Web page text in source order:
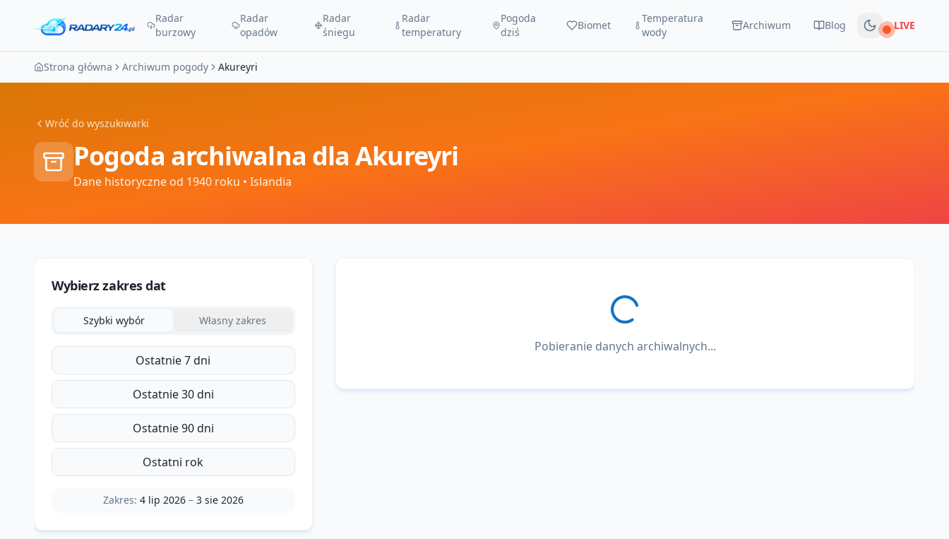
Radar
burzowy
Radar
opadów
Radar
śniegu
Radar
temperatury
Pogoda
dziś
Biomet
Temperatura
wody
Archiwum Blog Na żywo
LIVE
Strona główna Archiwum pogody Akureyri
Wróć do wyszukiwarki
Pogoda archiwalna dlaAkureyri
Dane historyczne od 1940 roku • Islandia
Wybierz zakres dat
Szybki wybór Własny zakres
Ostatnie 7 dni
Ostatnie 30 dni
Ostatnie 90 dni
Ostatni rok
Zakres: 4 lip 2026– 3 sie 2026
Pobieranie danych archiwalnych...